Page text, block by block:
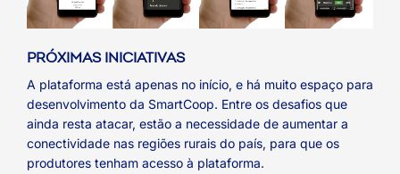
PRÓXIMAS INICIATIVAS
A plataforma está apenas no início, e há muito espaço para
desenvolvimento da SmartCoop. Entre os desafios que
ainda resta atacar, estão a necessidade de aumentar a
conectividade nas regiões rurais do país, para que os
produtores tenham acesso à plataforma.